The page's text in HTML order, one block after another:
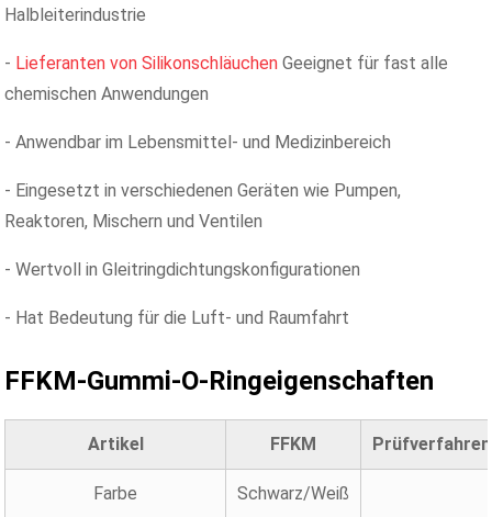
Halbleiterindustrie
- Lieferanten von Silikonschläuchen Geeignet für fast alle
chemischen Anwendungen
- Anwendbar im Lebensmittel- und Medizinbereich
- Eingesetzt in verschiedenen Geräten wie Pumpen,
Reaktoren, Mischern und Ventilen
- Wertvoll in Gleitringdichtungskonfigurationen
- Hat Bedeutung für die Luft- und Raumfahrt
FFKM-Gummi-O-Ringeigenschaften
Artikel FFKM Prüfverfahren
Farbe Schwarz/Weiß